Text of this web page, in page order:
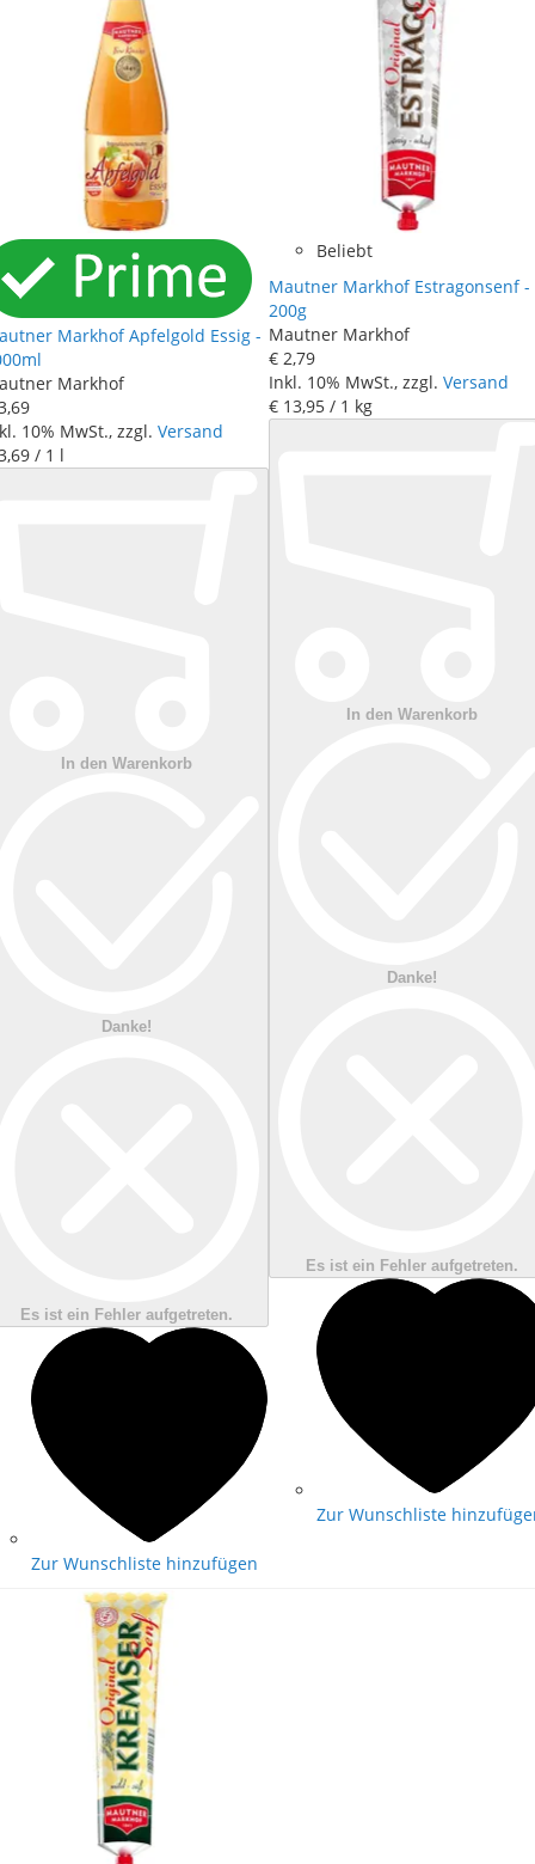
Markhof Apfelgold Essig -
Markhof
,69
10% MwSt., zzgl. Versand
,69 / 1 l
In den Warenkorb
Danke!
Es ist ein Fehler aufgetreten.
Zur Wunschliste hinzufügen
Beliebt
Mautner Markhof Estragonsenf -
200g
Mautner Markhof
€ 2,79
Inkl. 10% MwSt., zzgl. Versand
€ 13,95 / 1 kg
In den Warenkorb
Danke!
Es ist ein Fehler aufgetreten.
Zur Wunschliste